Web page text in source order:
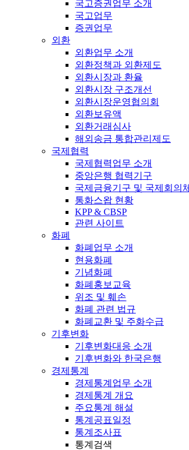
국고증권업무 소개
국고업무
증권업무
외환
외환업무 소개
외환정책과 외환제도
외환시장과 환율
외환시장 구조개선
외환시장운영협의회
외환보유액
외환거래심사
해외송금 통합관리제도
국제협력
국제협력업무 소개
중앙은행 협력기구
국제금융기구 및 국제회의체
통화스왑 현황
KPP & CBSP
관련 사이트
화폐
화폐업무 소개
현용화폐
기념화폐
화폐홍보교육
위조 및 훼손
화폐 관련 법규
화폐교환 및 주화수급
기후변화
기후변화대응 소개
기후변화와 한국은행
경제통계
경제통계업무 소개
경제통계 개요
주요통계 해설
통계공표일정
통계조사표
통계검색